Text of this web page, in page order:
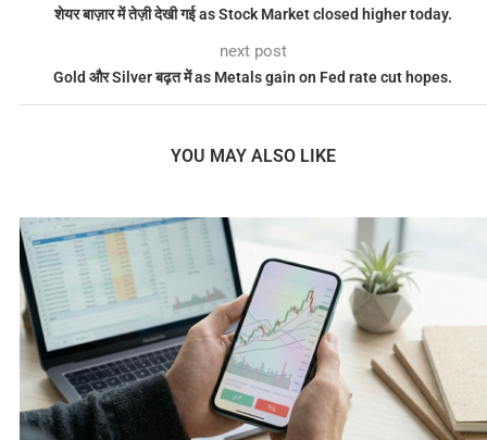
शेयर बाज़ार में तेज़ी देखी गई as Stock Market closed higher today.
next post
Gold और Silver बढ़त में as Metals gain on Fed rate cut hopes.
YOU MAY ALSO LIKE